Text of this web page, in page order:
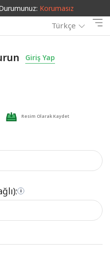
Korumasız
Türkçe
Giriş Yap
Resim Olarak Kaydet
i